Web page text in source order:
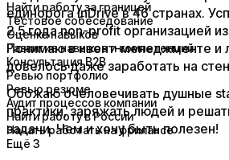
единорога inDrive в 46 странах.
2.5 года non-profit организацией
Понимаю в ивент-менеджменте
довелось даже заработать на
Обожаю очеловечивать душные
практики, заряжать людей и
задачи. Чем и хочу быть полезен!
Найти работу за границей
Тестовое собеседование
Оценка навыков
Развитие навыков и компетенций
Консультация B2B
Ревью портфолио
Ревью резюме
Аудит процессов компании
Найти работу в России
Начать работать на фрилансе
Ещё 3